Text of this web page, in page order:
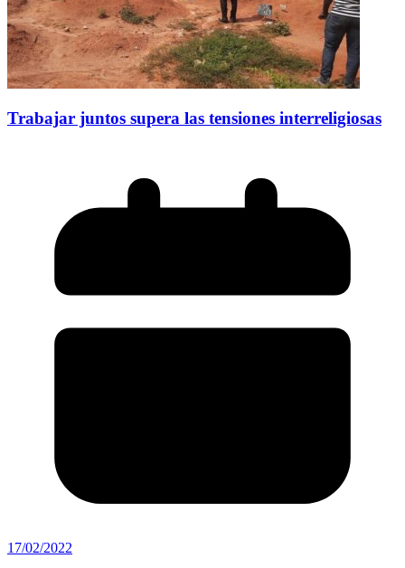
Trabajar juntos supera las tensiones interreligiosas
17/02/2022